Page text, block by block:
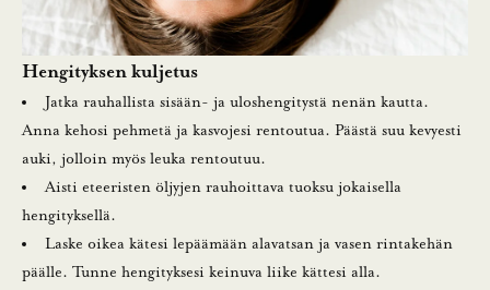
Hengityksen kuljetus
Jatka rauhallista sisään- ja uloshengitystä nenän kautta.
Anna kehosi pehmetä ja kasvojesi rentoutua. Päästä suu kevyesti
auki, jolloin myös leuka rentoutuu.
Aisti eteeristen öljyjen rauhoittava tuoksu jokaisella
hengityksellä.
Laske oikea kätesi lepäämään alavatsan ja vasen rintakehän
päälle. Tunne hengityksesi keinuva liike kättesi alla.